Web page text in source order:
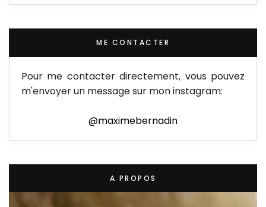
ME CONTACTER
Pour me contacter directement, vous pouvez
m'envoyer un message sur mon instagram:
@maximebernadin
A PROPOS